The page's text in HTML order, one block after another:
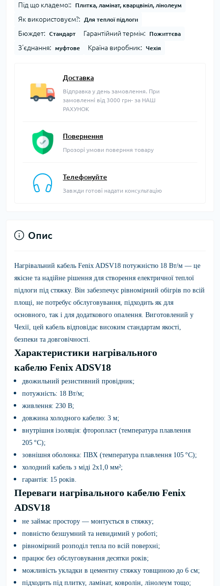
Під що кладемо:: Плитка, ламінат, кварцвініл, лінолеум
Як використовуєм?: Для теплої підлоги
Бюждет: Стандарт Гарантійний термін: Пожиттєва
З'єднання: муфтове Країна виробник: Чехія
Доставка
Відправка у день замовлення. При
замовленні від 3000 грн- за НАШ
РАХУНОК
Повернення
Прозорі умови поверння товару
Телефонуйте
Завжди готові надати консультацію
Опис
Нагрівальний кабель Fenix ADSV18 потужністю 18 Вт/м — це
якісне та надійне рішення для створення електричної теплої
підлоги під стяжку. Він забезпечує рівномірний обігрів по всій
площі, не потребує обслуговування, підходить як для
основного, так і для додаткового опалення. Виготовлений у
Чехії, цей кабель відповідає високим стандартам якості,
безпеки та довговічності.
Характеристики нагрівального
кабелю Fenix ADSV18
двожильний резистивний провідник;
потужність: 18 Вт/м;
живлення: 230 В;
довжина холодного кабелю: 3 м;
внутрішня ізоляція: фторопласт (температура плавлення
205 °C);
зовнішня оболонка: ПВХ (температура плавлення 105 °C);
холодний кабель з міді 2х1,0 мм²;
гарантія: 15 років.
Переваги нагрівального кабелю Fenix
ADSV18
не займає простору — монтується в стяжку;
повністю безшумний та невидимий у роботі;
рівномірний розподіл тепла по всій поверхні;
працює без обслуговування десятки років;
можливість укладки в цементну стяжку товщиною до 6 см;
підходить під плитку, ламінат, ковролін, лінолеум тощо;